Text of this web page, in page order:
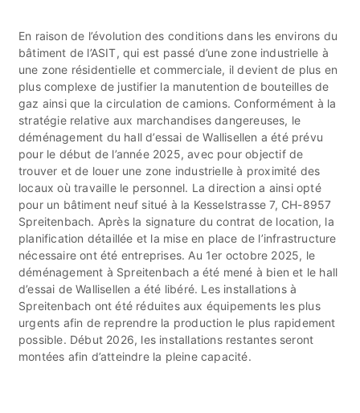
En raison de l’évolution des conditions dans les environs du
bâtiment de l’ASIT, qui est passé d’une zone industrielle à
une zone résidentielle et commerciale, il devient de plus en
plus complexe de justifier la manutention de bouteilles de
gaz ainsi que la circulation de camions. Conformément à la
stratégie relative aux marchandises dangereuses, le
déménagement du hall d’essai de Wallisellen a été prévu
pour le début de l’année 2025, avec pour objectif de
trouver et de louer une zone industrielle à proximité des
locaux où travaille le personnel. La direction a ainsi opté
pour un bâtiment neuf situé à la Kesselstrasse 7, CH-8957
Spreitenbach. Après la signature du contrat de location, la
planification détaillée et la mise en place de l’infrastructure
nécessaire ont été entreprises. Au 1er octobre 2025, le
déménagement à Spreitenbach a été mené à bien et le hall
d’essai de Wallisellen a été libéré. Les installations à
Spreitenbach ont été réduites aux équipements les plus
urgents afin de reprendre la production le plus rapidement
possible. Début 2026, les installations restantes seront
montées afin d’atteindre la pleine capacité.